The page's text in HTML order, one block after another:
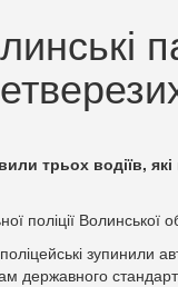
трьох водіїв,
поліції Волинської
зупинили
державного